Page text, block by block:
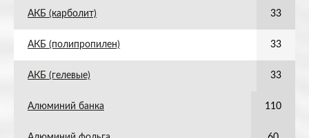
АКБ (карболит) 33
АКБ (полипропилен) 33
АКБ (гелевые) 33
Алюминий банка 110